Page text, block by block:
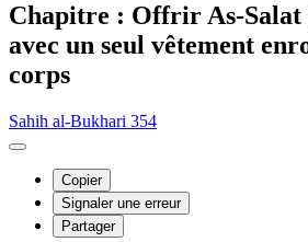
Chapitre : Offrir As-Salat
avec un seul vêtement
corps
Sahih al-Bukhari 354
Copier
Signaler une erreur
Partager